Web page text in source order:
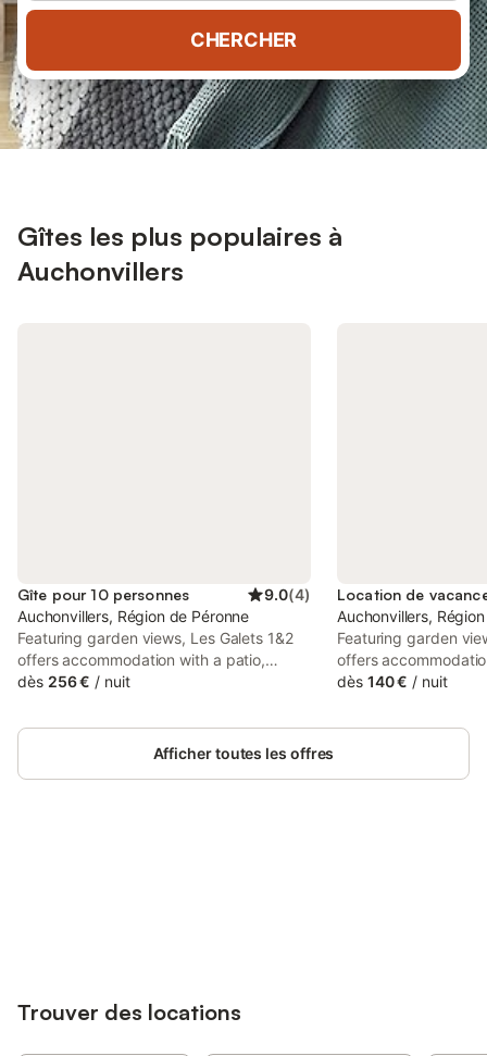
CHERCHER
Gîtes les plus populaires à
Auchonvillers
Gîte pour 10 personnes 9.0(4)
Auchonvillers, Région de Péronne
Featuring garden views, Les Galets 1&2
offers accommodation with a patio,
around 35 km from Amiens Train Station.
free private parking and free WiFi.
dès 256 € / nuit
Auchonvillers,
Featuring garden
offers
a patio, around 35
terrace, free private
dès 140 € / nuit
Afficher toutes les offres
Trouver des locations